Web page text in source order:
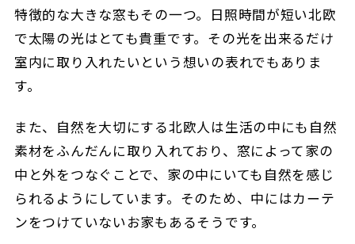
特徴的な大きな窓もその一つ。日照時間が短い北欧
で太陽の光はとても貴重です。その光を出来るだけ
室内に取り入れたいという想いの表れでもありま
す。
また、自然を大切にする北欧人は生活の中にも自然
素材をふんだんに取り入れており、窓によって家の
中と外をつなぐことで、家の中にいても自然を感じ
られるようにしています。そのため、中にはカーテ
ンをつけていないお家もあるそうです。